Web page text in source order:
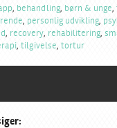
, behandling, børn & unge,
, personlig udvikling,
, recovery, rehabilitering,
, tilgivelse, tortur